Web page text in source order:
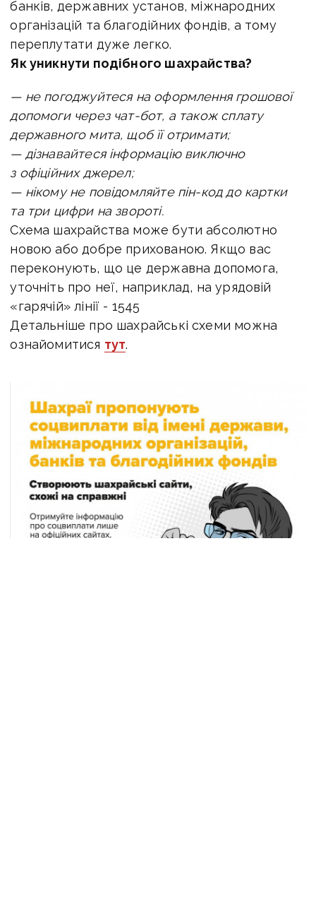
банків, державних установ, міжнародних
організацій та благодійних фондів, а тому
переплутати дуже легко.
Як уникнути подібного шахрайства?
— не погоджуйтеся на оформлення грошової
допомоги через чат-бот, а також сплату
державного мита, щоб її отримати;
— дізнавайтеся інформацію виключно
з офіційних джерел;
— нікому не повідомляйте пін-код до картки
та три цифри на звороті.
Схема шахрайства може бути абсолютно
новою або добре прихованою. Якщо вас
переконують, що це державна допомога,
уточніть про неї, наприклад, на урядовій
«гарячій» лінії - 1545
Детальніше про шахрайські схеми можна
ознайомитися тут.